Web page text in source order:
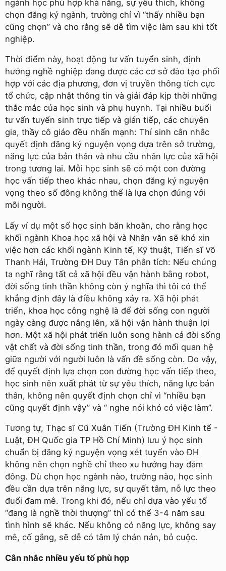
ngành học phù hợp khả năng, sự yêu thích, không
chọn đăng ký ngành, trường chỉ vì “thấy nhiều bạn
cũng chọn” và cho rằng sẽ dễ tìm việc làm sau khi tốt
nghiệp.
Thời điểm này, hoạt động tư vấn tuyển sinh, định
hướng nghề nghiệp đang được các cơ sở đào tạo phối
hợp với các địa phương, đơn vị truyền thông tích cực
tổ chức, cập nhật thông tin và giải đáp kịp thời những
thắc mắc của học sinh và phụ huynh. Tại nhiều buổi
tư vấn tuyển sinh trực tiếp và gián tiếp, các chuyên
gia, thầy cô giáo đều nhấn mạnh: Thí sinh cân nhắc
quyết định đăng ký nguyện vọng dựa trên sở trường,
năng lực của bản thân và nhu cầu nhân lực của xã hội
trong tương lai. Mỗi học sinh sẽ có một con đường
học vấn tiếp theo khác nhau, chọn đăng ký nguyện
vọng theo số đông không thể là lựa chọn đúng với
mỗi người.
Lấy ví dụ một số học sinh băn khoăn, cho rằng học
khối ngành Khoa học xã hội và Nhân văn sẽ khó xin
việc hơn các khối ngành Kinh tế, Kỹ thuật, Tiến sĩ Võ
Thanh Hải, Trường ÐH Duy Tân phân tích: Nếu chúng
ta nghĩ rằng tất cả xã hội đều vận hành bằng robot,
đời sống tinh thần không còn ý nghĩa thì tôi có thể
khẳng định đây là điều không xảy ra. Xã hội phát
triển, khoa học công nghệ là để đời sống con người
ngày càng được nâng lên, xã hội vận hành thuận lợi
hơn. Một xã hội phát triển luôn song hành cả đời sống
vật chất và đời sống tinh thần, trong đó mối quan hệ
giữa người với người luôn là vấn đề sống còn. Do vậy,
để quyết định lựa chọn con đường học vấn tiếp theo,
học sinh nên xuất phát từ sự yêu thích, năng lực bản
thân, không nên quyết định chọn chỉ vì “nhiều bạn
cũng quyết định vậy” và “ nghe nói khó có việc làm”.
Tương tự, Thạc sĩ Cũ Xuân Tiến (Trường ÐH Kinh tế -
Luật, ÐH Quốc gia TP Hồ Chí Minh) lưu ý học sinh
chuẩn bị đăng ký nguyện vọng xét tuyển vào ÐH
không nên chọn nghề chỉ theo xu hướng hay đám
đông. Dù chọn học ngành nào, trường nào, học sinh
đều cần dựa trên năng lực, sự quyết tâm, nỗ lực theo
đuổi đam mê. Trong khi đó, nếu chỉ dựa vào yếu tố
“đang là nghề thời thượng” thì có thể 3-4 năm sau
tình hình sẽ khác. Nếu không có năng lực, không say
mê, cố gắng, sẽ dễ có tâm lý chán nản, bỏ cuộc.
Cân nhắc nhiều yếu tố phù hợp